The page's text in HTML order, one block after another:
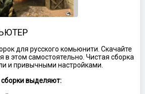
для русского комьюнити. Скачайте
в этом самостоятельно. Чистая сборка
и привычными настройками.
выделяют: